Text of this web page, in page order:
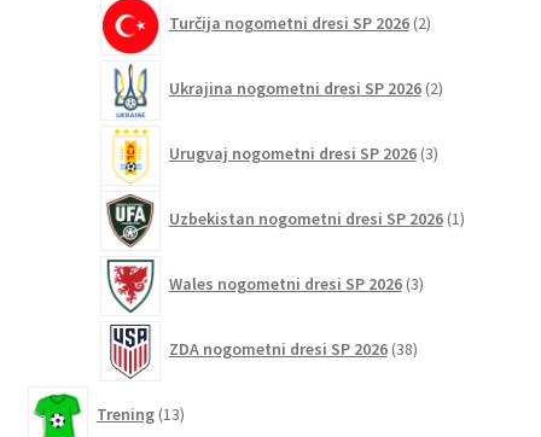
Turčija nogometni dresi SP 2026 2izdelka
Ukrajina nogometni dresi SP 2026 2izdelka
Urugvaj nogometni dresi SP 2026 3izdelki
Uzbekistan nogometni dresi SP 2026 1izdelek
Wales nogometni dresi SP 2026 3izdelki
ZDA nogometni dresi SP 2026 38izdelkov
Trening 13izdelkov